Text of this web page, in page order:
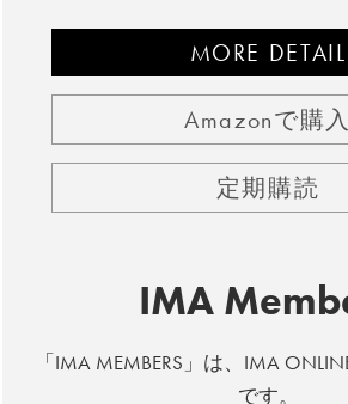
MORE DETAIL
Amazonで購入
定期購読
IMA
「IMA MEMBERS」は、IMA
です。